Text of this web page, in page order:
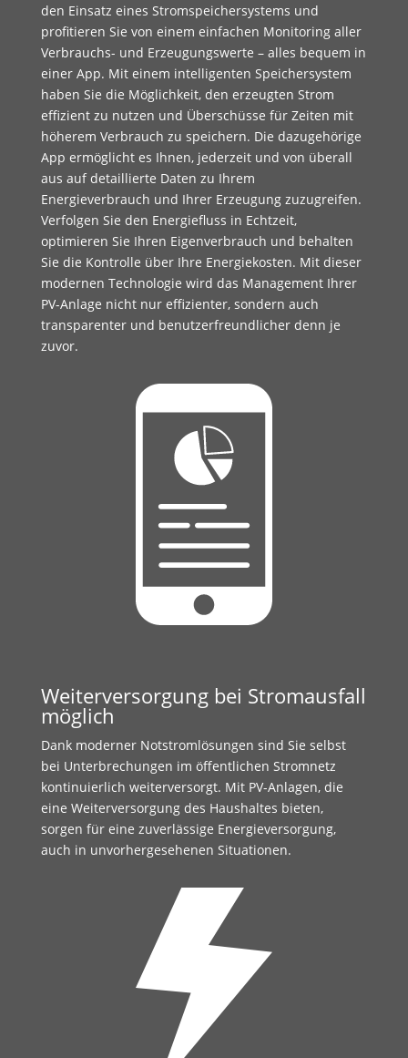
den Einsatz eines Stromspeichersystems und
profitieren Sie von einem einfachen Monitoring aller
Verbrauchs- und Erzeugungswerte – alles bequem in
einer App. Mit einem intelligenten Speichersystem
haben Sie die Möglichkeit, den erzeugten Strom
effizient zu nutzen und Überschüsse für Zeiten mit
höherem Verbrauch zu speichern. Die dazugehörige
App ermöglicht es Ihnen, jederzeit und von überall
aus auf detaillierte Daten zu Ihrem
Energieverbrauch und Ihrer Erzeugung zuzugreifen.
Verfolgen Sie den Energiefluss in Echtzeit,
optimieren Sie Ihren Eigenverbrauch und behalten
Sie die Kontrolle über Ihre Energiekosten. Mit dieser
modernen Technologie wird das Management Ihrer
PV-Anlage nicht nur effizienter, sondern auch
transparenter und benutzerfreundlicher denn je
zuvor.
Weiterversorgung bei Stromausfall
möglich
Dank moderner Notstromlösungen sind Sie selbst
bei Unterbrechungen im öffentlichen Stromnetz
kontinuierlich weiterversorgt. Mit PV-Anlagen, die
eine Weiterversorgung des Haushaltes bieten,
sorgen für eine zuverlässige Energieversorgung,
auch in unvorhergesehenen Situationen.